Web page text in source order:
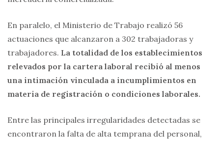
En paralelo, el Ministerio de Trabajo realizó 56
actuaciones que alcanzaron a 302 trabajadoras y
trabajadores. La totalidad de los establecimientos
relevados por la cartera laboral recibió al menos
una intimación vinculada a incumplimientos en
materia de registración o condiciones laborales.
Entre las principales irregularidades detectadas se
encontraron la falta de alta temprana del personal,